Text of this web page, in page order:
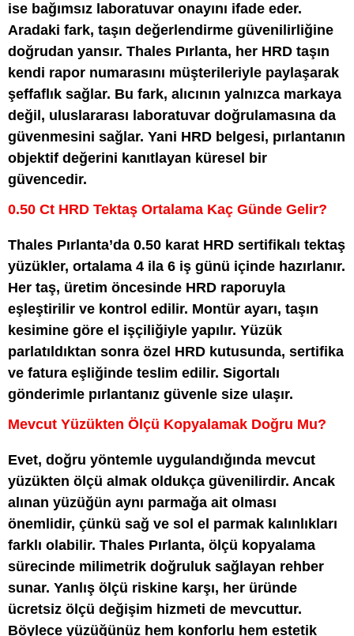
ise bağımsız laboratuvar onayını ifade eder.
Aradaki fark, taşın değerlendirme güvenilirliğine
doğrudan yansır. Thales Pırlanta, her HRD taşın
kendi rapor numarasını müşterileriyle paylaşarak
şeffaflık sağlar. Bu fark, alıcının yalnızca markaya
değil, uluslararası laboratuvar doğrulamasına da
güvenmesini sağlar. Yani HRD belgesi, pırlantanın
objektif değerini kanıtlayan küresel bir
güvencedir.
0.50 Ct HRD Tektaş Ortalama Kaç Günde Gelir?
Thales Pırlanta’da 0.50 karat HRD sertifikalı tektaş
yüzükler, ortalama 4 ila 6 iş günü içinde hazırlanır.
Her taş, üretim öncesinde HRD raporuyla
eşleştirilir ve kontrol edilir. Montür ayarı, taşın
kesimine göre el işçiliğiyle yapılır. Yüzük
parlatıldıktan sonra özel HRD kutusunda, sertifika
ve fatura eşliğinde teslim edilir. Sigortalı
gönderimle pırlantanız güvenle size ulaşır.
Mevcut Yüzükten Ölçü Kopyalamak Doğru Mu?
Evet, doğru yöntemle uygulandığında mevcut
yüzükten ölçü almak oldukça güvenilirdir. Ancak
alınan yüzüğün aynı parmağa ait olması
önemlidir, çünkü sağ ve sol el parmak kalınlıkları
farklı olabilir. Thales Pırlanta, ölçü kopyalama
sürecinde milimetrik doğruluk sağlayan rehber
sunar. Yanlış ölçü riskine karşı, her üründe
ücretsiz ölçü değişim hizmeti de mevcuttur.
Böylece yüzüğünüz hem konforlu hem estetik